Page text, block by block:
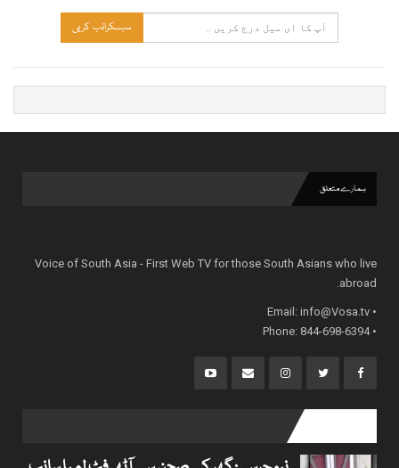
سبسکرائب کریں
ہمارے متعلق
Voice of South Asia - First Web TV for those South Asians who live
abroad.
• Email:
info@Vosa.tv
• Phone: 844-698-6394